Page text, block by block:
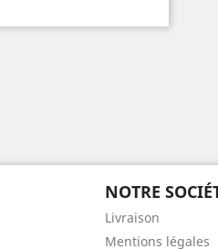
NOTRE
Livraison
Mentions légales